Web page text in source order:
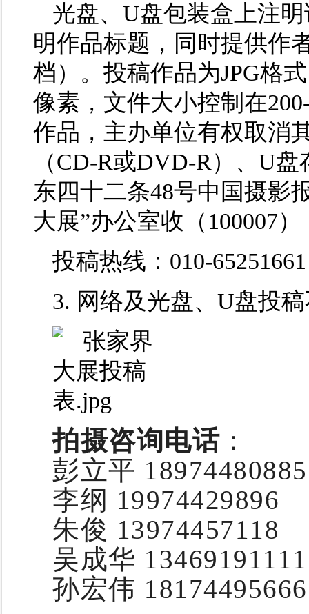
光盘、U盘包装盒上注
明作品标题，同时提供作
档）。投稿作品为JPG格
像素，文件大小控制在
作品，主办单位有权取消
（CD-R或DVD-R）、U
东四十二条48号中国摄影
大展”办公室收（100007）
投稿热线：010-65251661
3. 网络及光盘、U盘投
拍摄咨询电话 ：
彭立平 18974480885
李纲 19974429896
朱俊 13974457118
吴成华 13469191111
孙宏伟 18174495666